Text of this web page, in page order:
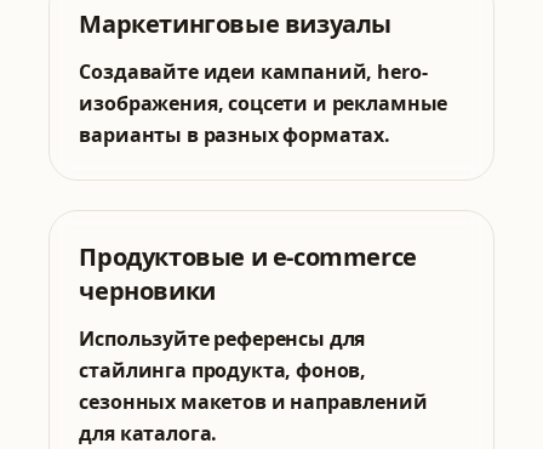
Маркетинговые визуалы
Создавайте идеи кампаний, hero-
изображения, соцсети и рекламные
варианты в разных форматах.
Продуктовые и e-commerce
черновики
Используйте референсы для
стайлинга продукта, фонов,
сезонных макетов и направлений
для каталога.